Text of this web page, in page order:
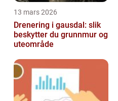
13 mars 2026
Drenering i gausdal: slik
beskytter du grunnmur og
uteområde